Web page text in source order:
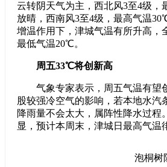
云转阴天气为主，西北风3至4级
放晴，西南风3至4级，最高气温
增温作用下，津城气温有所升高
最低气温20℃。
周五33℃将创新高
气象专家表示，周五气温有望
股较强冷空气的影响，若本地水
降雨量不会太大，属阵性降水过
显，预计本周末，津城日最高气
泡桐树